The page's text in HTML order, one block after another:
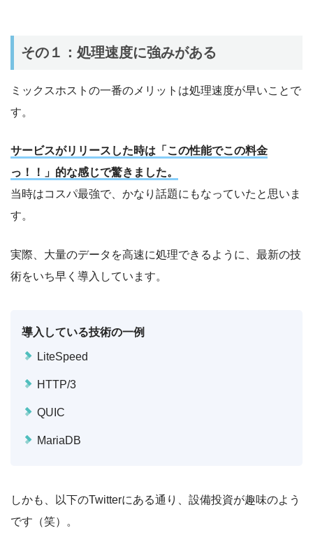
その１：処理速度に強みがある
ミックスホストの一番のメリットは処理速度が早いことで
す。
サービスがリリースした時は「この性能でこの料金
っ！！」的な感じで驚きました。
当時はコスパ最強で、かなり話題にもなっていたと思いま
す。
実際、大量のデータを高速に処理できるように、最新の技
術をいち早く導入しています。
導入している技術の一例
LiteSpeed
HTTP/3
QUIC
MariaDB
しかも、以下のTwitterにある通り、設備投資が趣味のよう
です（笑）。